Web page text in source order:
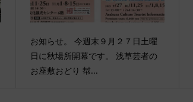
お知らせ。 今週末９月２７日土曜
日に秋場所開幕です。 浅草芸者の
お座敷おどり 幇...